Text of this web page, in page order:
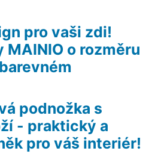
pro vaši zdi!
MAINIO o rozměru
podnožka s
- praktický a
pro váš interiér!